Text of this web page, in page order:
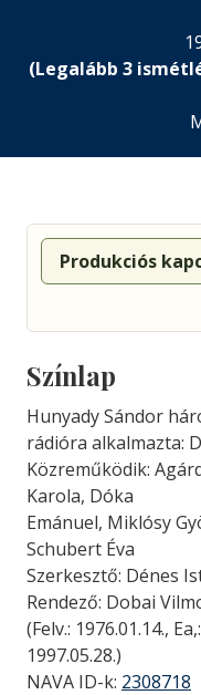
(Legalább 3
Produkciós
Színlap
Hunyady Sándor
rádióra alkalmazta:
Közreműködik:
Karola, Dóka
Emánuel, Miklósy
Schubert Éva
Szerkesztő: Dénes
Rendező: Dobai
(Felv.: 1976.01.14.,
1997.05.28.)
NAVA ID-k: 2308718